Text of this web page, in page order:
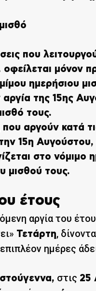
που
οφείλεται μόνον
ημερήσιου
της 15ης
τους.
που αργούν κατά
15η Αυγούστου,
στο νόμιμο
μισθού τους.
έτους
αργία του
Τετάρτη,
ημέρες
στις 25